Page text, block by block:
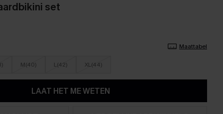
set
Maattabel
M(40) L(42) XL(44)
LAAT HET ME WETEN